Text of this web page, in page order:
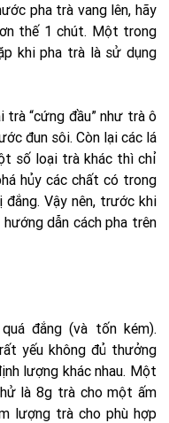
pha trà vang lên, hãy
thế 1 chút. Một trong
khi pha trà là sử dụng
trà “cứng đầu” như trà ô
đun sôi. Còn lại các lá
số loại trà khác thì chỉ
hủy các chất có trong
Vậy nên, trước khi
dẫn cách pha trên
đắng (và tốn kém).
yếu không đủ thưởng
lượng khác nhau. Một
là 8g trà cho một ấm
lượng trà cho phù hợp